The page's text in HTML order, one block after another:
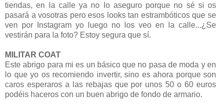
tiendas, en la calle ya no lo aseguro porque no sé si os
pasará a vosotras pero esos looks tan estrambóticos que se
ven por Instagram yo luego no los veo en la calle...¿Se
vestirán para la foto? Estoy segura que sí.
MILITAR COAT
Este abrigo para mi es un básico que no pasa de moda y en
lo que yo os recomiendo invertir, sino es ahora porque son
caros esperaros a las rebajas que por unos 50 o 60 euros
podéis haceros con un buen abrigo de fondo de armario.